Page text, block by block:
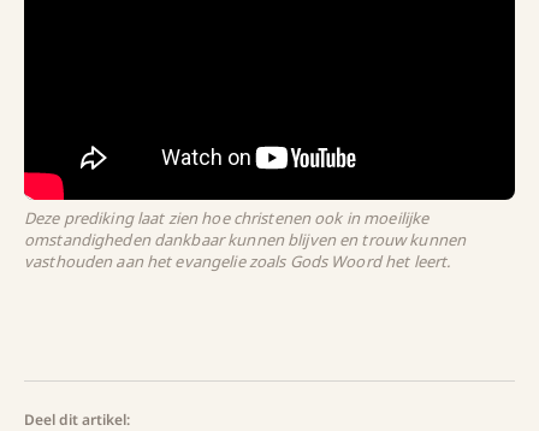
Deze prediking laat zien hoe christenen ook in moeilijke
omstandigheden dankbaar kunnen blijven en trouw kunnen
vasthouden aan het evangelie zoals Gods Woord het leert.
Deel dit artikel: